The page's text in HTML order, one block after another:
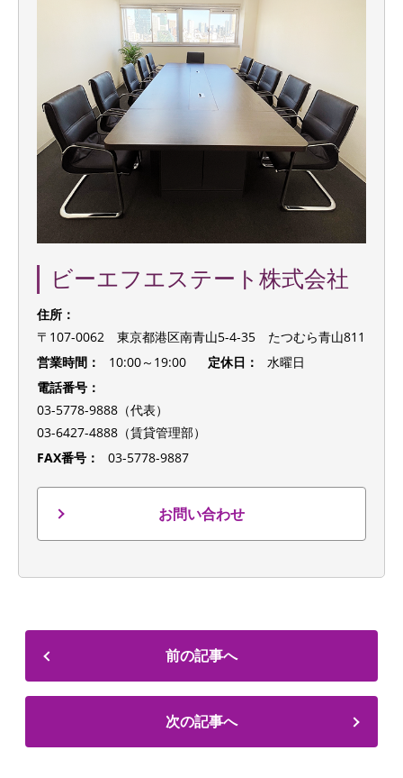
ビーエフエステート株式会社
住所：
〒107-0062 東京都港区南青山5-4-35 たつむら青山811
営業時間：
10:00～19:00 定休日：
水曜日
電話番号：
03-5778-9888（代表）
03-6427-4888（賃貸管理部）
FAX番号：
03-5778-9887
お問い合わせ
前の記事へ
次の記事へ